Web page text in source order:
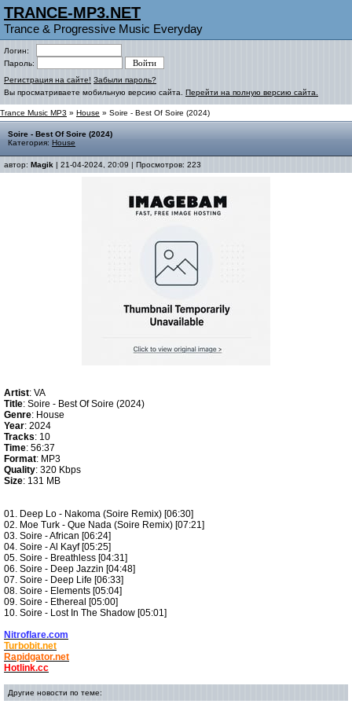
TRANCE-MP3.NET
Trance & Progressive Music Everyday
Логин:
Пароль:
Регистрация на сайте! Забыли пароль?
Вы просматриваете мобильную версию сайта. Перейти на полную версию сайта.
Trance Music MP3 » House » Soire - Best Of Soire (2024)
Soire - Best Of Soire (2024)
Категория: House
автор: Magik | 21-04-2024, 20:09 | Просмотров: 223
Artist: VA
Title: Soire - Best Of Soire (2024)
Genre: House
Year: 2024
Tracks: 10
Time: 56:37
Format: MP3
Quality: 320 Kbps
Size: 131 MB
01. Deep Lo - Nakoma (Soire Remix) [06:30]
02. Moe Turk - Que Nada (Soire Remix) [07:21]
03. Soire - African [06:24]
04. Soire - Al Kayf [05:25]
05. Soire - Breathless [04:31]
06. Soire - Deep Jazzin [04:48]
07. Soire - Deep Life [06:33]
08. Soire - Elements [05:04]
09. Soire - Ethereal [05:00]
10. Soire - Lost In The Shadow [05:01]
Nitroflare.com
Turbobit.net
Rapidgator.net
Hotlink.cc
Другие новости по теме: